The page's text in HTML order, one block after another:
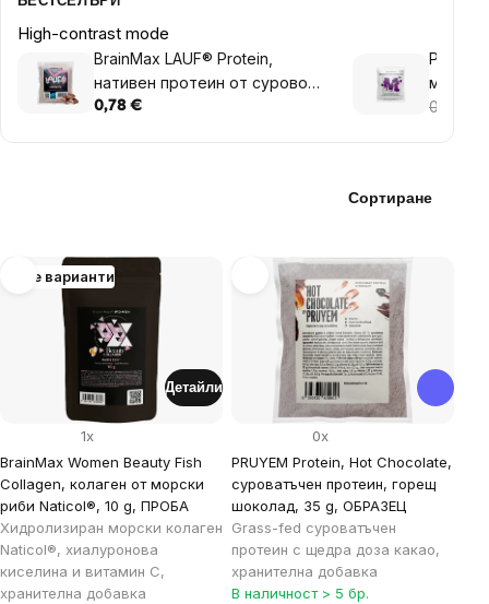
High-contrast mode
BrainMax LAUF® Protein,
нативен протеин от сурово
мляко, 35 г, Пробен размер
0,78 €
мг,
0,78 €
Сортиране
List
products
Още варианти
BrainMax Women Beauty Fish
Collagen, колаген от морски
риби Naticol®, 10 g, ПРОБА
Хидролизиран морски колаген
Naticol®, хиалуронова
киселина и витамин С,
хранителна добавка
1x
Детайли
PRUYEM Protein, Hot Chocolate,
суроватъчен протеин, горещ
шоколад, 35 g, ОБРАЗЕЦ
Grass-fed суроватъчен
протеин с щедра доза какао,
хранителна добавка
0x
В наличност > 5 бр.